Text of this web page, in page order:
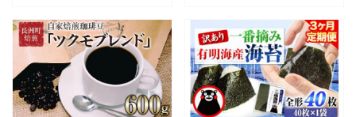
p_30d_r7_2500_18g---